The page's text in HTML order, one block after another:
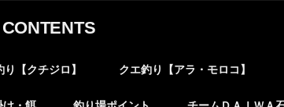
CONTENTS
り【クチジロ】 クエ釣り【アラ・モロコ】